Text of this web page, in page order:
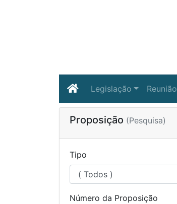
Legislação Reunião
Proposição (Pesquisa)
Tipo
Número da Proposição